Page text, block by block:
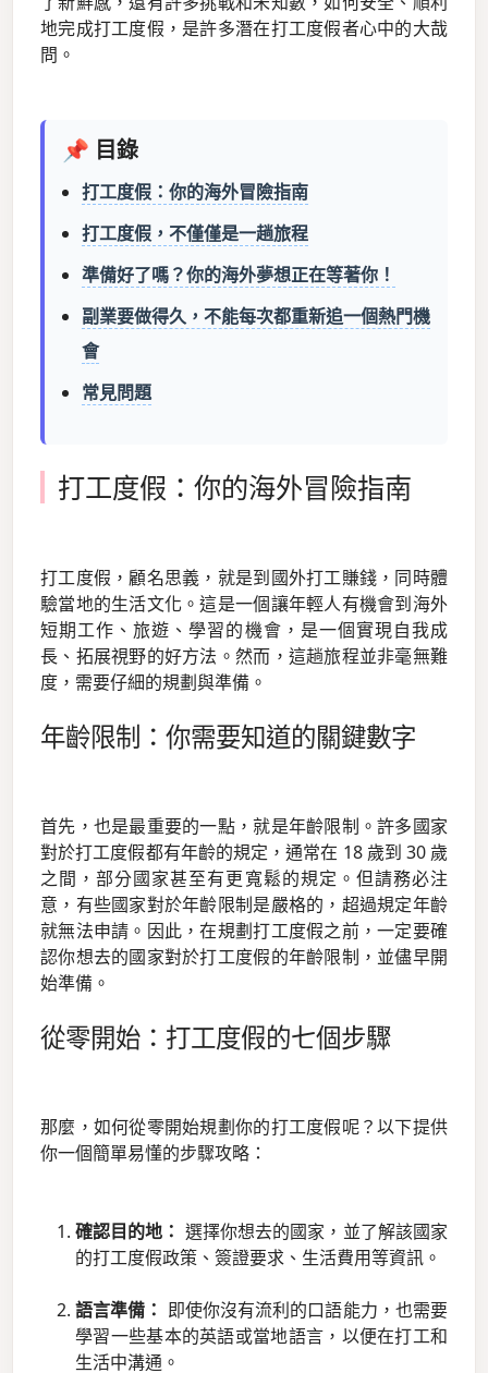
地完成打工度假，是許多潛在打工度假者心中的大哉
問。
📌 目錄
打工度假：你的海外冒險指南
打工度假，不僅僅是一趟旅程
準備好了嗎？你的海外夢想正在等著你！
副業要做得久，不能每次都重新追一個熱門機
會
常見問題
打工度假：你的海外冒險指南
打工度假，顧名思義，就是到國外打工賺錢，同時體
驗當地的生活文化。這是一個讓年輕人有機會到海外
短期工作、旅遊、學習的機會，是一個實現自我成
長、拓展視野的好方法。然而，這趟旅程並非毫無難
度，需要仔細的規劃與準備。
年齡限制：你需要知道的關鍵數字
首先，也是最重要的一點，就是年齡限制。許多國家
對於打工度假都有年齡的規定，通常在 18 歲到 30 歲
之間，部分國家甚至有更寬鬆的規定。但請務必注
意，有些國家對於年齡限制是嚴格的，超過規定年齡
就無法申請。因此，在規劃打工度假之前，一定要確
認你想去的國家對於打工度假的年齡限制，並儘早開
始準備。
從零開始：打工度假的七個步驟
那麼，如何從零開始規劃你的打工度假呢？以下提供
你一個簡單易懂的步驟攻略：
確認目的地： 選擇你想去的國家，並了解該國家
的打工度假政策、簽證要求、生活費用等資訊。
語言準備： 即使你沒有流利的口語能力，也需要
學習一些基本的英語或當地語言，以便在打工和
生活中溝通。